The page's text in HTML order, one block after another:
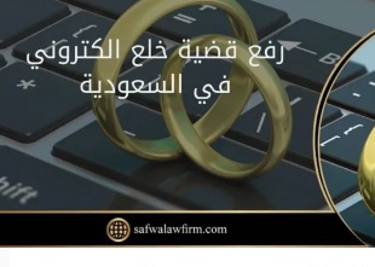
بالتفصيل شروط الخلع الكتروني، مع ذكر
إلكتروني عبر ناجز لذا ننصحك بالمتابعة.
لاستشارةمحامي خلع في السعودية.